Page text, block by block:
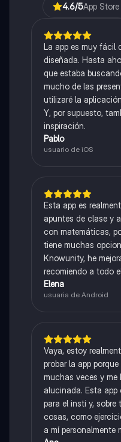
4.6/5App Store
La app es muy fácil
diseñada. Hasta
que estaba
mucho de las
utilizaré la
Y, por supuesto,
inspiración.
Pablo
usuario de iOS
Esta app es
apuntes de clase y
con matemáticas,
tiene muchas
Knowunity, he
recomiendo a todo
Elena
usuaria de Android
Vaya, estoy
probar la app
muchas veces y
alucinada. Esta app
para el insti y,
cosas, como
a mí personalmente